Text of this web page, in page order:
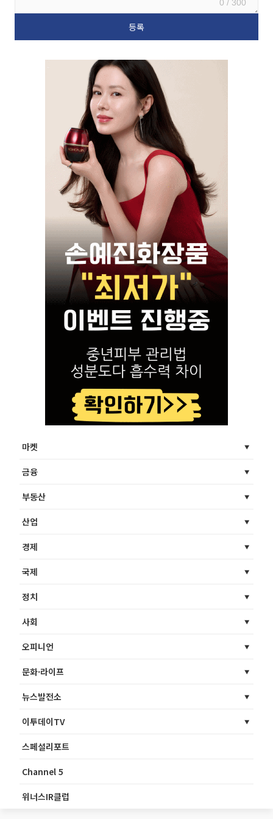
0 / 300
마켓
금융
부동산
산업
경제
국제
정치
사회
오피니언
문화·라이프
뉴스발전소
이투데이TV
스페셜리포트
Channel 5
위너스IR클럽